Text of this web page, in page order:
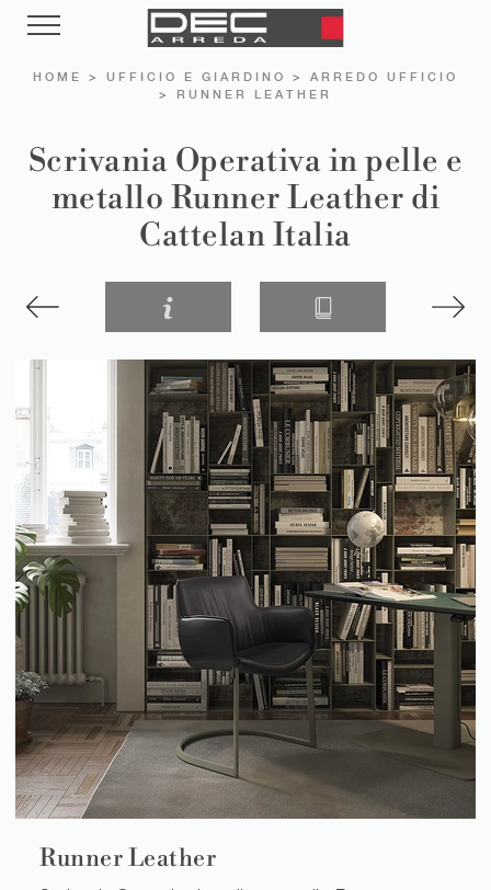
HOME > UFFICIO E GIARDINO > ARREDO UFFICIO
> RUNNER LEATHER
Scrivania Operativa in pelle e
metallo Runner Leather di
Cattelan Italia
Runner Leather